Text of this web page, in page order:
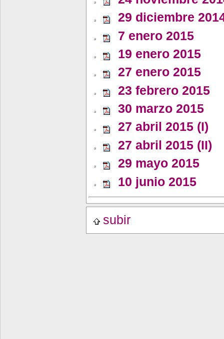
29 diciembre
7 enero 2015
19 enero 2015
27 enero 2015
23 febrero 2015
30 marzo 2015
27 abril 2015 (I)
27 abril 2015 (II)
29 mayo 2015
10 junio 2015
subir